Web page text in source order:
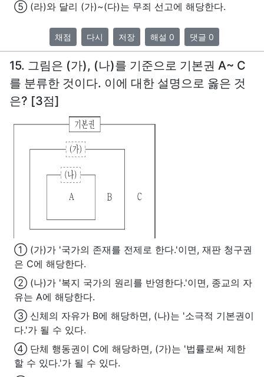
⑤ (라)와 달리 (가)~(다)는 무죄 선고에 해당한다.
채점 다시 저장 해설 0 댓글 0
15. 그림은 (가), (나)를 기준으로 기본권 A~ C
를 분류한 것이다. 이에 대한 설명으로 옳은 것
은? [3점]
① (가)가 '국가의 존재를 전제로 한다.'이면, 재판 청구권
은 C에 해당한다.
② (나)가 '복지 국가의 원리를 반영한다.'이면, 종교의 자
유는 A에 해당한다.
③ 신체의 자유가 B에 해당하면, (나)는 '소극적 기본권이
다.'가 될 수 있다.
④ 단체 행동권이 C에 해당하면, (가)는 '법률로써 제한
할 수 있다.'가 될 수 있다.